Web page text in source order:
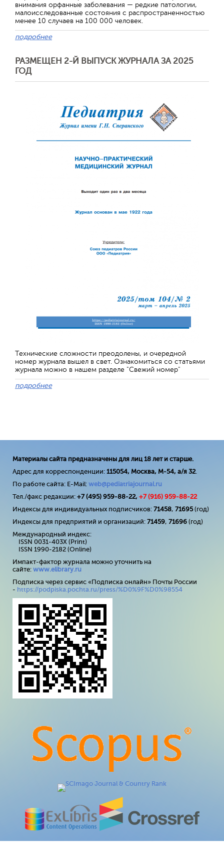
внимания орфанные заболевания — редкие патологии,
малоисследованные состояния с распространенностью
менее 10 случаев на 100 000 человек.
подробнее
РАЗМЕЩЕН 2-Й ВЫПУСК ЖУРНАЛА ЗА 2025
ГОД
Технические сложности преодолены, и очередной
номер журнала вышел в свет. Ознакомиться со статьями
журнала можно в нашем разделе "Свежий номер"
подробнее
Материалы сайта предназначены для лиц 18 лет и старше.
Адрес для корреспонденции: 115054, Москва, М-54, а/я 32.
По работе сайта: E-Mail: web@pediatriajournal.ru
Тел./факс редакции: +7 (495) 959-88-22, +7 (916) 959-88-22
Индексы для индивидуальных подписчиков: 71458, 71695(год)
Индексы для предприятий и организаций: 71459, 71696 (год)
Международный индекс:
ISSN 0031-403X (Print)
ISSN 1990-2182 (Online)
Импакт-фактор журнала можно уточнить на
сайте: www.elibrary.ru
Подписка через сервис «Подписка онлайн» Почты России
- https://podpiska.pochta.ru/press/%D0%9F%D0%98554